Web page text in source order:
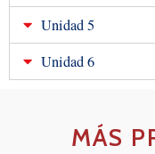
Unidad 5
Unidad 6
MÁS